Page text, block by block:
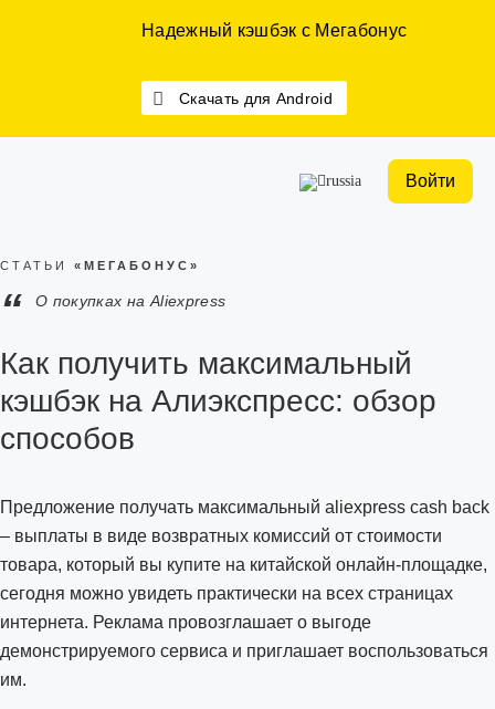
Надежный кэшбэк с Мегабонус
Скачать для Android
Войти
СТАТЬИ «МЕГАБОНУС»
“ О покупках на Aliexpress
Как получить максимальный
кэшбэк на Алиэкспресс: обзор
способов
Предложение получать максимальный aliexpress cash back
– выплаты в виде возвратных комиссий от стоимости
товара, который вы купите на китайской онлайн-площадке,
сегодня можно увидеть практически на всех страницах
интернета. Реклама провозглашает о выгоде
демонстрируемого сервиса и приглашает воспользоваться
им.